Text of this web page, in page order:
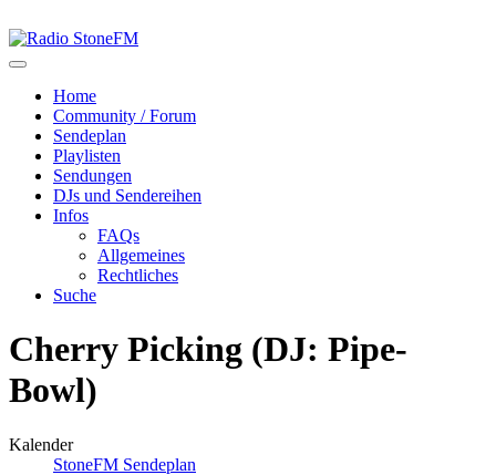
Home
Community / Forum
Sendeplan
Playlisten
Sendungen
DJs und Sendereihen
Infos
FAQs
Allgemeines
Rechtliches
Suche
Cherry Picking (DJ: Pipe-
Bowl)
Kalender
StoneFM Sendeplan